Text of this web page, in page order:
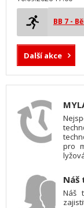
BB 7 -
Další akce
pro
Náš
Náš